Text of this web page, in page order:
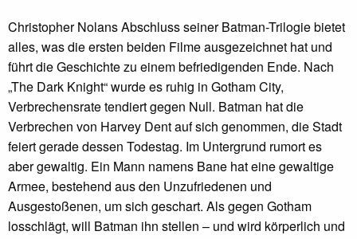
Christopher Nolans Abschluss seiner Batman-Trilogie bietet
alles, was die ersten beiden Filme ausgezeichnet hat und
führt die Geschichte zu einem befriedigenden Ende. Nach
„The Dark Knight“ wurde es ruhig in Gotham City,
Verbrechensrate tendiert gegen Null. Batman hat die
Verbrechen von Harvey Dent auf sich genommen, die Stadt
feiert gerade dessen Todestag. Im Untergrund rumort es
aber gewaltig. Ein Mann namens Bane hat eine gewaltige
Armee, bestehend aus den Unzufriedenen und
Ausgestoßenen, um sich geschart. Als gegen Gotham
losschlägt, will Batman ihn stellen – und wird körperlich und